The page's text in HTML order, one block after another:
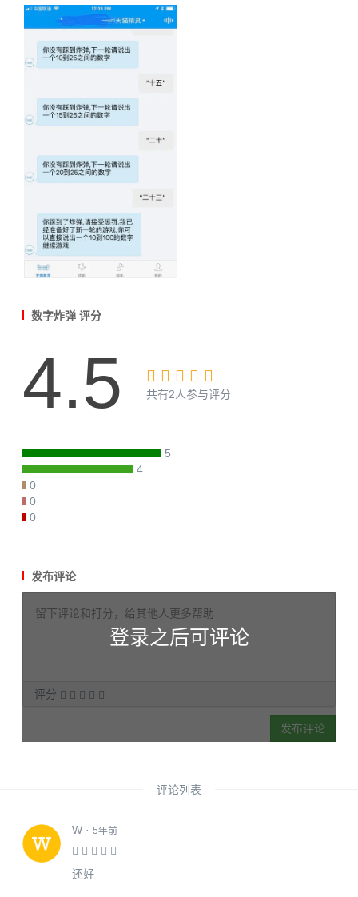
数字炸弹 评分
4.5 共有2人参与评分
5
4
0
0
0
发布评论
评分
发布评论
登录之后可评论
评论列表
W · 5年前
还好